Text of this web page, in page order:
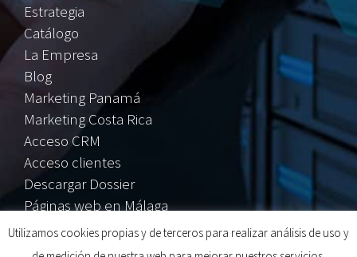
Estrategia
Catálogo
La Empresa
Blog
Marketing Panamá
Marketing Costa Rica
Acceso CRM
Acceso clientes
Descargar Dossier
Páginas web en Málaga
2025 © Centraliza. Consultoría y Comunicación Estratégica |
Utilizamos cookies propias y de terceros para realizar análisis de uso y